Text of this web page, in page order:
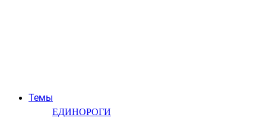
Темы
ЕДИНОРОГИ